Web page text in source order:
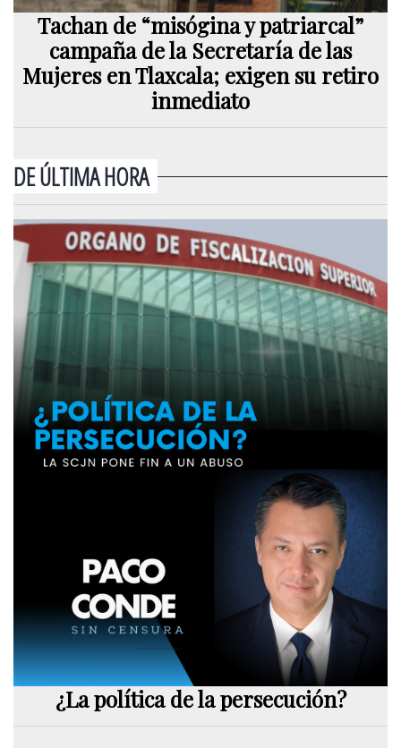
Tachan de “misógina y patriarcal”
campaña de la Secretaría de las
Mujeres en Tlaxcala; exigen su retiro
inmediato
DE ÚLTIMA HORA
¿La política de la persecución?